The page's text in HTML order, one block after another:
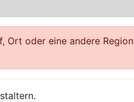
Ort oder eine andere Region